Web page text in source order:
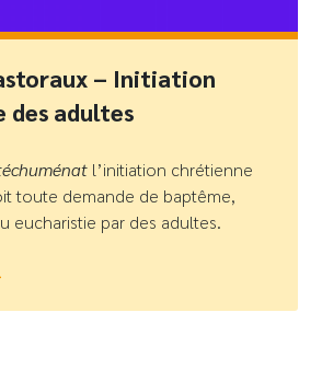
– Initiation
des adultes
l’initiation chrétienne
toute demande de baptême,
eucharistie par des adultes.